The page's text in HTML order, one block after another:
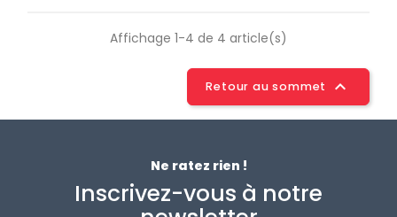
Affichage 1-4 de 4 article(s)
Retour au sommet 
Ne ratez rien !
Inscrivez-vous à notre